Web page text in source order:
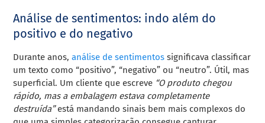
Análise de sentimentos: indo além do
positivo e do negativo
Durante anos,análise de sentimentos significava classificar
um texto como “positivo”, “negativo” ou “neutro”. Útil, mas
superficial. Um cliente que escreve “O produto chegou
rápido, mas a embalagem estava completamente
destruída”está mandando sinais bem mais complexos do